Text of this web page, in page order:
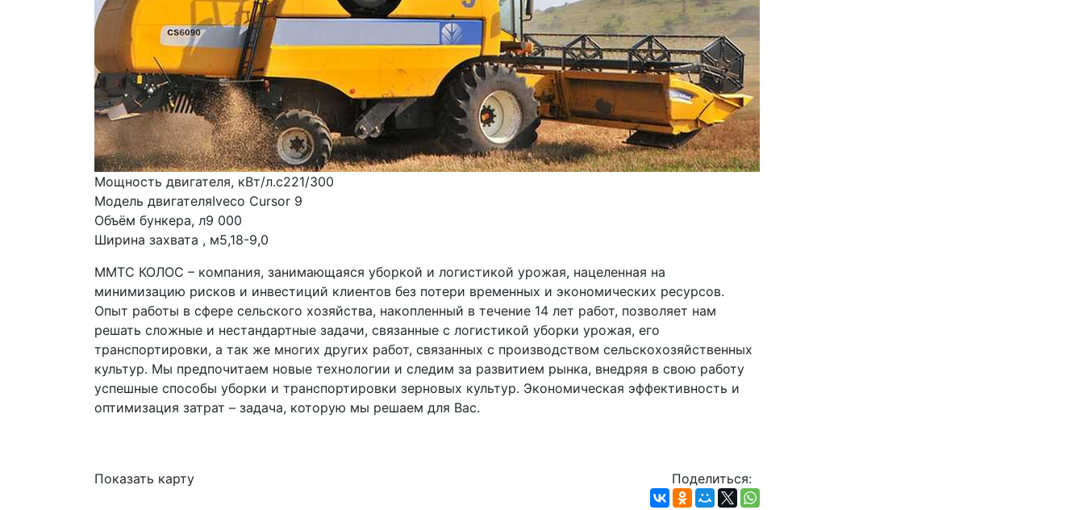
Мощность двигателя, кВт/л.с221/300
Модель двигателяIveco Cursor 9
Объём бункера, л9 000
Ширина захвата , м5,18-9,0
ММТС КОЛОС – компания, занимающаяся уборкой и логистикой урожая, нацеленная на
минимизацию рисков и инвестиций клиентов без потери временных и экономических ресурсов.
Опыт работы в сфере сельского хозяйства, накопленный в течение 14 лет работ, позволяет нам
решать сложные и нестандартные задачи, связанные с логистикой уборки урожая, его
транспортировки, а так же многих других работ, связанных с производством сельскохозяйственных
культур. Мы предпочитаем новые технологии и следим за развитием рынка, внедряя в свою работу
успешные способы уборки и транспортировки зерновых культур. Экономическая эффективность и
оптимизация затрат – задача, которую мы решаем для Вас.
Показать карту Поделиться: